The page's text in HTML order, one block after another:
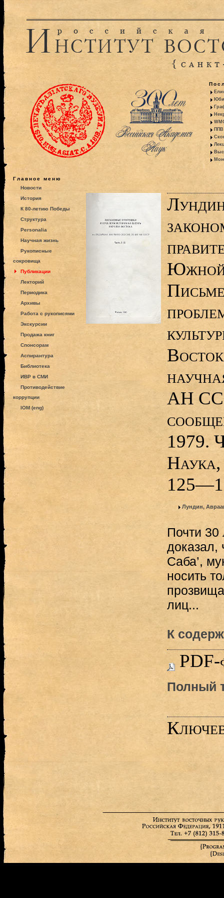
ППВ
Главное меню
Новости
История
К 80-летию Победы
Структура
Personalia
Научная жизнь
Рукописные
сокровища
Публикации
Лекторий
Периодика
Архивы
Работа с рукописями
Экскурсии
Продажа книг
Спонсорам
Аспирантура
Библиотека
ИВР в СМИ
Противодействие
коррупции
IOM (eng)
Южной
АН
1979.
Лундин,
Почти
доказал,
Саба’,
носить
лиц...
К
PDF-
Полный